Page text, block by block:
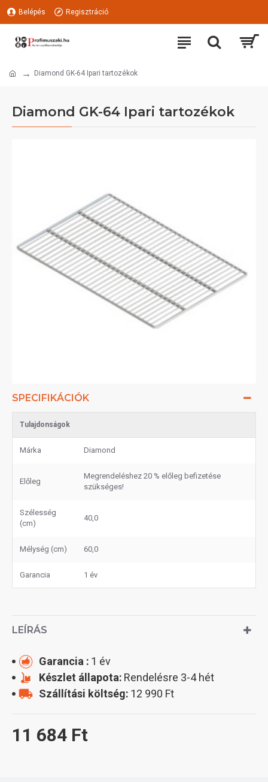
Belépés Regisztráció
Diamond GK-64 Ipari tartozékok
Diamond GK-64 Ipari tartozékok
SPECIFIKÁCIÓK
Tulajdonságok
Márka Diamond
Előleg
Megrendeléshez 20 % előleg befizetése
szükséges!
Szélesség
(cm)
40,0
Mélység (cm) 60,0
Garancia 1 év
LEÍRÁS
11 684 Ft
Garancia : 1 év
Készlet állapota: Rendelésre 3-4 hét
Szállítási költség: 12 990 Ft